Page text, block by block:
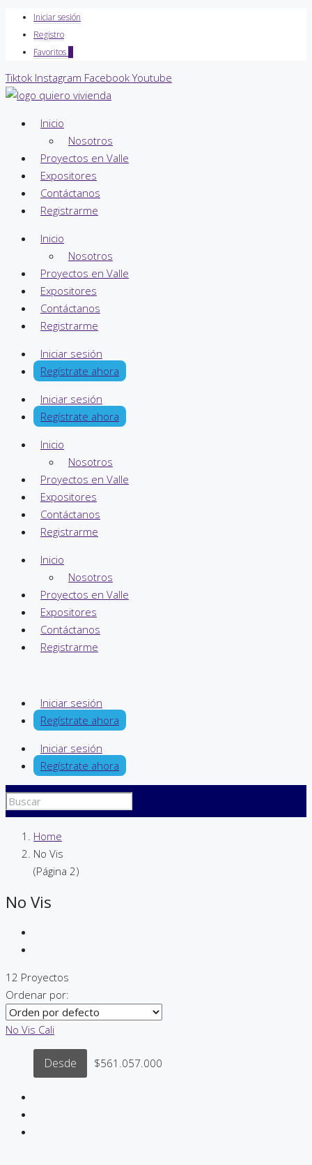
Iniciar sesión
Registro
Favoritos
Tiktok Instagram Facebook Youtube
Inicio
Nosotros
Proyectos en Valle
Expositores
Contáctanos
Registrarme
Inicio
Nosotros
Proyectos en Valle
Expositores
Contáctanos
Registrarme
Iniciar sesión
Regístrate ahora
Iniciar sesión
Regístrate ahora
Inicio
Nosotros
Proyectos en Valle
Expositores
Contáctanos
Registrarme
Inicio
Nosotros
Proyectos en Valle
Expositores
Contáctanos
Registrarme
Iniciar sesión
Regístrate ahora
Iniciar sesión
Regístrate ahora
Home
No Vis
(Página 2)
No Vis
12 Proyectos
Ordenar por:
No Vis Cali
Desde $561.057.000